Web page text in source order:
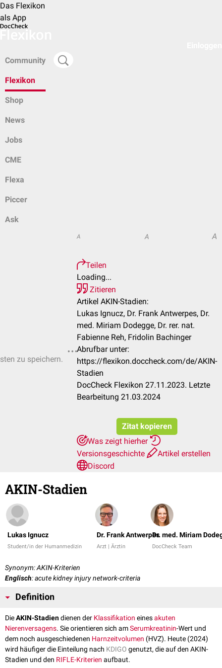
Das Flexikon
als App
Community
Flexikon
Shop
News
Jobs
CME
Flexa
Piccer
Ask
zu speichern.
A A A
Teilen
Loading...
Zitieren
Artikel AKIN-Stadien:
Lukas Ignucz, Dr. Frank Antwerpes, Dr.
med. Miriam Dodegge, Dr. rer. nat.
Fabienne Reh, Fridolin Bachinger
Abrufbar unter:
https://flexikon.doccheck.com/de/AKIN-
Stadien
DocCheck Flexikon 27.11.2023. Letzte
Bearbeitung 21.03.2024
Zitat kopieren
Was zeigt hierher
Versionsgeschichte
Artikel erstellen
Discord
AKIN-Stadien
Lukas Ignucz
Student/in der Humanmedizin
Dr. Frank Antwerpes
Arzt | Ärztin
Dr. med. Miriam
DocCheck Team
Synonym: AKIN-Kriterien
Englisch: acute kidney injury network-criteria
Definition
DieAKIN-Stadiendienen der Klassifikation einesakuten
Nierenversagens. Sie orientieren sich amSerumkreatinin-Wert und
dem noch ausgeschiedenen Harnzeitvolumen (HVZ). Heute (2024)
wird häufiger die Einteilung nach KDIGO genutzt, die auf den AKIN-
Stadien und den RIFLE-Kriterien aufbaut.